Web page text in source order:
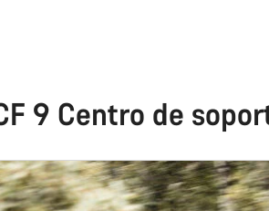
9 Centro de